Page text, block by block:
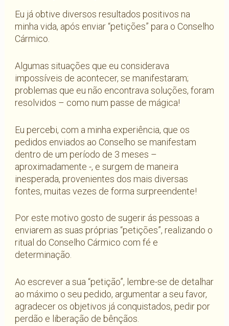
Eu já obtive diversos resultados positivos na
minha vida, após enviar “petições” para o Conselho
Cármico.
Algumas situações que eu considerava
impossíveis de acontecer, se manifestaram;
problemas que eu não encontrava soluções, foram
resolvidos – como num passe de mágica!
Eu percebi, com a minha experiência, que os
pedidos enviados ao Conselho se manifestam
dentro de um período de 3 meses –
aproximadamente -, e surgem de maneira
inesperada, provenientes dos mais diversas
fontes, muitas vezes de forma surpreendente!
Por este motivo gosto de sugerir ás pessoas a
enviarem as suas próprias “petições”, realizando o
ritual do Conselho Cármico com fé e
determinação.
Ao escrever a sua “petição”, lembre-se de detalhar
ao máximo o seu pedido, argumentar a seu favor,
agradecer os objetivos já conquistados, pedir por
perdão e liberação de bênçãos.